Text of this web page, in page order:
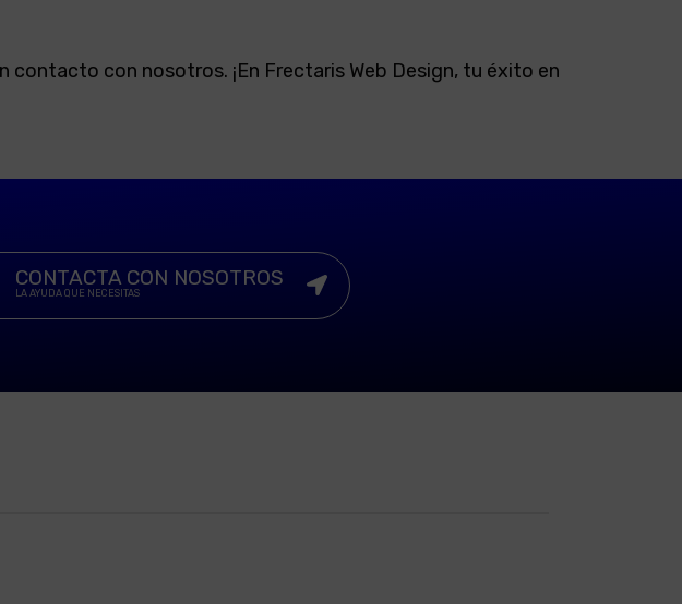
con nosotros. ¡En Frectaris Web Design, tu éxito en
CONTACTA CON NOSOTROS
LA AYUDA QUE NECESITAS